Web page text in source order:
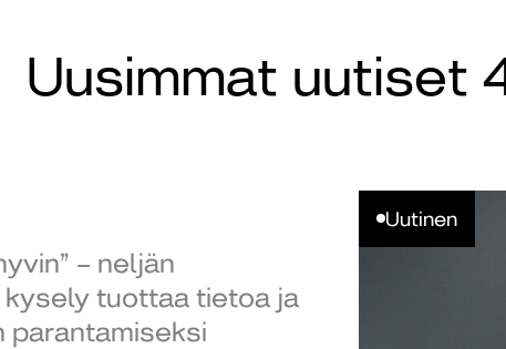
Uusimmat uutiset
– neljän
tuottaa tietoa ja
parantamiseksi
Uutinen